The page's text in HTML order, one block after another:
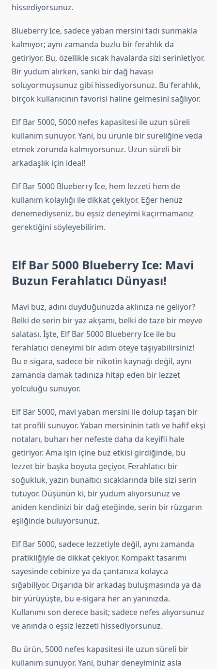
hissediyorsunuz.
Blueberry Ice, sadece yaban mersini tadı sunmakla
kalmıyor; aynı zamanda buzlu bir ferahlık da
getiriyor. Bu, özellikle sıcak havalarda sizi serinletiyor.
Bir yudum alırken, sanki bir dağ havası
soluyormuşsunuz gibi hissediyorsunuz. Bu ferahlık,
birçok kullanıcının favorisi haline gelmesini sağlıyor.
Elf Bar 5000, 5000 nefes kapasitesi ile uzun süreli
kullanım sunuyor. Yani, bu ürünle bir süreliğine veda
etmek zorunda kalmıyorsunuz. Uzun süreli bir
arkadaşlık için ideal!
Elf Bar 5000 Blueberry Ice, hem lezzeti hem de
kullanım kolaylığı ile dikkat çekiyor. Eğer henüz
denemediyseniz, bu eşsiz deneyimi kaçırmamanız
gerektiğini söyleyebilirim.
Elf Bar 5000 Blueberry Ice: Mavi
Buzun Ferahlatıcı Dünyası!
Mavi buz, adını duyduğunuzda aklınıza ne geliyor?
Belki de serin bir yaz akşamı, belki de taze bir meyve
salatası. İşte, Elf Bar 5000 Blueberry Ice ile bu
ferahlatıcı deneyimi bir adım öteye taşıyabilirsiniz!
Bu e-sigara, sadece bir nikotin kaynağı değil, aynı
zamanda damak tadınıza hitap eden bir lezzet
yolculuğu sunuyor.
Elf Bar 5000, mavi yaban mersini ile dolup taşan bir
tat profili sunuyor. Yaban mersininin tatlı ve hafif ekşi
notaları, buharı her nefeste daha da keyifli hale
getiriyor. Ama işin içine buz etkisi girdiğinde, bu
lezzet bir başka boyuta geçiyor. Ferahlatıcı bir
soğukluk, yazın bunaltıcı sıcaklarında bile sizi serin
tutuyor. Düşünün ki, bir yudum alıyorsunuz ve
aniden kendinizi bir dağ eteğinde, serin bir rüzgarın
eşliğinde buluyorsunuz.
Elf Bar 5000, sadece lezzetiyle değil, aynı zamanda
pratikliğiyle de dikkat çekiyor. Kompakt tasarımı
sayesinde cebinize ya da çantanıza kolayca
sığabiliyor. Dışarıda bir arkadaş buluşmasında ya da
bir yürüyüşte, bu e-sigara her an yanınızda.
Kullanımı son derece basit; sadece nefes alıyorsunuz
ve anında o eşsiz lezzeti hissediyorsunuz.
Bu ürün, 5000 nefes kapasitesi ile uzun süreli bir
kullanım sunuyor. Yani, buhar deneyiminiz asla